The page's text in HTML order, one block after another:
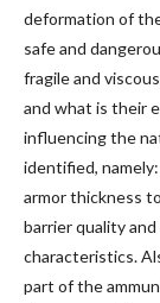
deformation of
safe and
fragile and
and what is their
influencing the
identified,
armor thickness
barrier quality
characteristics.
part of the